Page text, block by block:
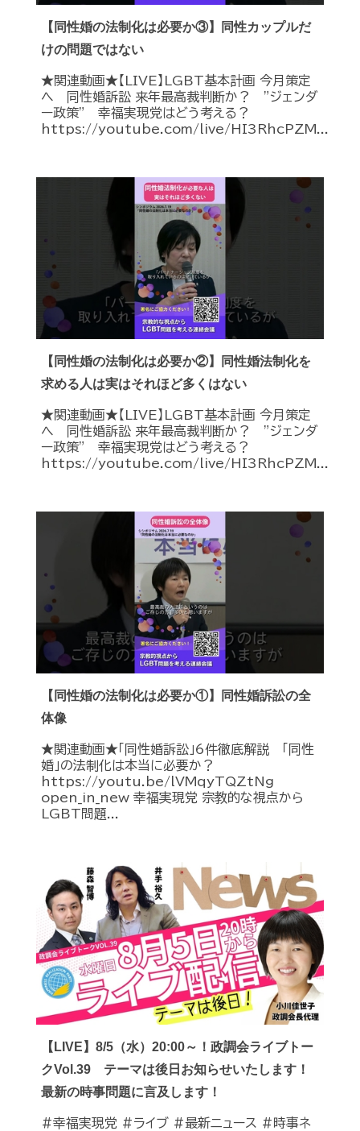
【同性婚の法制化は必要か③】同性カップルだ
けの問題ではない
★関連動画★【LIVE】LGBT基本計画 今月策定
へ 同性婚訴訟 来年最高裁判断か？ ”ジェンダ
ー政策” 幸福実現党はどう考える？
https://youtube.com/live/HI3RhcPZM...
【同性婚の法制化は必要か②】同性婚法制化を
求める人は実はそれほど多くはない
★関連動画★【LIVE】LGBT基本計画 今月策定
へ 同性婚訴訟 来年最高裁判断か？ ”ジェンダ
ー政策” 幸福実現党はどう考える？
https://youtube.com/live/HI3RhcPZM...
【同性婚の法制化は必要か①】同性婚訴訟の全
体像
★関連動画★「同性婚訴訟」6件徹底解説 「同性
婚」の法制化は本当に必要か？
https://youtu.be/lVMqyTQZtNg
open_in_new 幸福実現党 宗教的な視点から
LGBT問題...
【LIVE】8/5（水）20:00～！政調会ライブトー
クVol.39 テーマは後日お知らせいたします！
最新の時事問題に言及します！
#幸福実現党 #ライブ #最新ニュース #時事ネ